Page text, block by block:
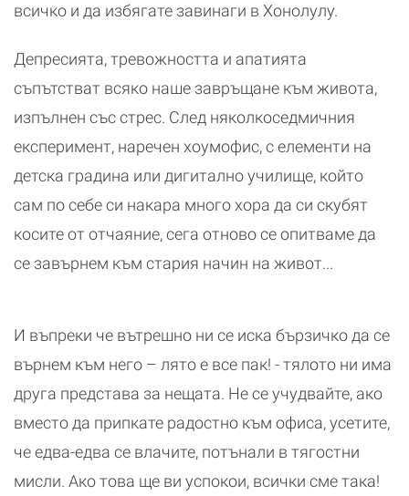
всичко и да избягате завинаги в Хонолулу.
Депресията, тревожността и апатията
съпътстват всяко наше завръщане към живота,
изпълнен със стрес. След няколкoседмичния
експеримент, наречен хоумофис, с елементи на
детска градина или дигитално училище, който
сам по себе си накара много хора да си скубят
косите от отчаяние, сега отново се опитваме да
се завърнем към стария начин на живот...
И въпреки че вътрешно ни се иска бързичко да се
върнем към него – лято е все пак! - тялото ни има
друга представа за нещата. Не се учудвайте, ако
вместо да припкате радостно към офиса, усетите,
че едва-едва се влачите, потънали в тягостни
мисли. Ако това ще ви успокои, всички сме така!